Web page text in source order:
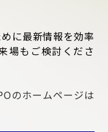
に最新情報を効率
場もご検討くださ
のホームページは